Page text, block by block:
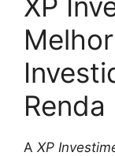
Renda
A XP